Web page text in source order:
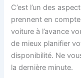
C’est l’un des
prennent en
voiture à l’avance
de mieux planifier
disponibilité. Ne
la dernière minute.